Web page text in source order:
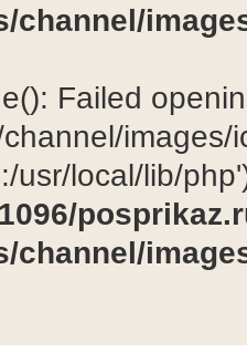
channel/
Failed
images/
usr/local/lib/
channel/